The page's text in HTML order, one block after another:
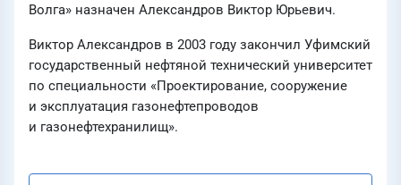
Волга» назначен Александров Виктор Юрьевич.
Виктор Александров в 2003 году закончил Уфимский
государственный нефтяной технический университет
по специальности «Проектирование, сооружение
и эксплуатация газонефтепроводов
и газонефтехранилищ».